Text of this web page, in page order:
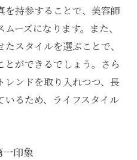
めるカットの魅力
スタイリング法
室が提案する髪質別カ
なカットスタイルとは
リングで髪質を活かす
に合ったメンテナンス
を持参することで、美容師
ーズになります。また、
スタイルを選ぶことで、
ができるでしょう。さら
レンドを取り入れつつ、長
るため、ライフスタイル
印象